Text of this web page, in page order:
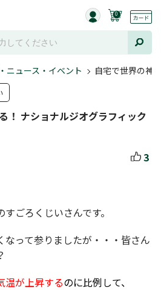
0
ニュース・イベント 自宅で世界の神
！ ナショナルジオグラフィック
3
ごろくじいさんです。
なって参りましたが・・・皆さん
温が上昇するのに比例して、